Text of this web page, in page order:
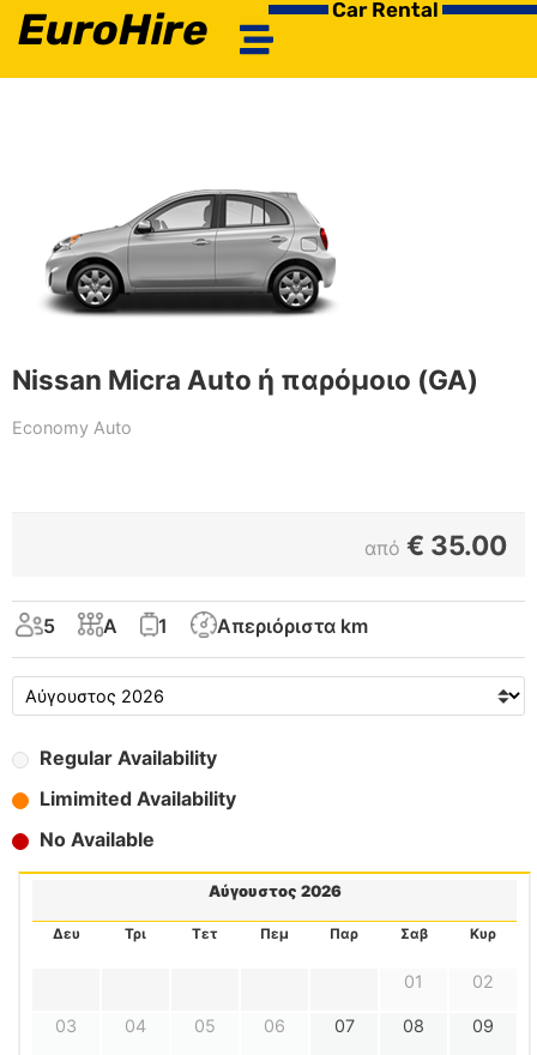
EuroHire Car Rental
Nissan Micra Auto ή παρόμοιο (GA)
Economy Auto
από € 35.00
5 A 1 Απεριόριστα km
Regular Availability
Limimited Availability
No Available
Αύγουστος 2026
Δευ Τρι Τετ Πεμ Παρ Σαβ Κυρ
01 02
03 04 05 06 07 08 09